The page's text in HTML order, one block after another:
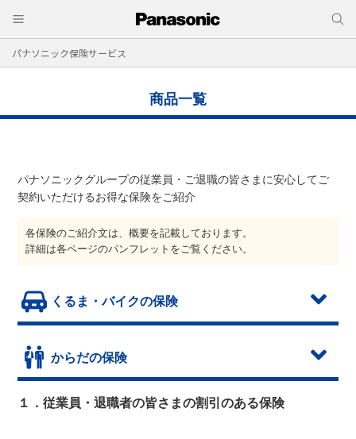
パナソニック保険サービス
商品一覧
パナソニックグループの従業員・ご退職の皆さまに安心してご
契約いただけるお得な保険をご紹介
各保険のご紹介文は、概要を記載しております。
詳細は各ページのパンフレットをご覧ください。
くるま・バイクの保険
からだの保険
１．従業員・退職者の皆さまの割引のある保険